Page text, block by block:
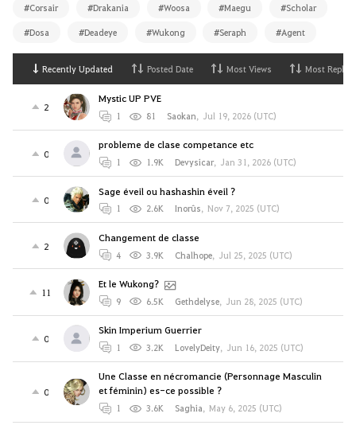
#Corsair #Drakania #Woosa #Maegu #Scholar
#Dosa #Deadeye #Wukong #Seraph #Agent
Recently Updated Posted Date Most Views Most Replies
2
Mystic UP PVE
1 81 Saokan, Jul 19, 2026 (UTC)
0
probleme de clase competance etc
1 1.9K Devysicar, Jan 31, 2026 (UTC)
0
Sage éveil ou hashashin éveil ?
1 2.6K Inorûs, Nov 7, 2025 (UTC)
2
Changement de classe
4 3.9K Chalhope, Jul 25, 2025 (UTC)
11
Et le Wukong?
9 6.5K Gethdelyse, Jun 28, 2025 (UTC)
0
Skin Imperium Guerrier
1 3.2K LovelyDeity, Jun 16, 2025 (UTC)
0
Une Classe en nécromancie (Personnage Masculin
et féminin) es-ce possible ?
1 3.6K Saghia, May 6, 2025 (UTC)